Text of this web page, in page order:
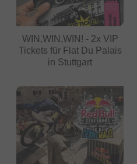
WIN,WIN,WIN! - 2x VIP
Tickets für Flat Du Palais
in Stuttgart